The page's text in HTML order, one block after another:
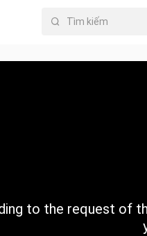
to the request of